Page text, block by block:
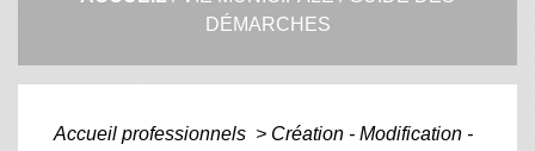
DÉMARCHES
Accueil professionnels > Création - Modification -